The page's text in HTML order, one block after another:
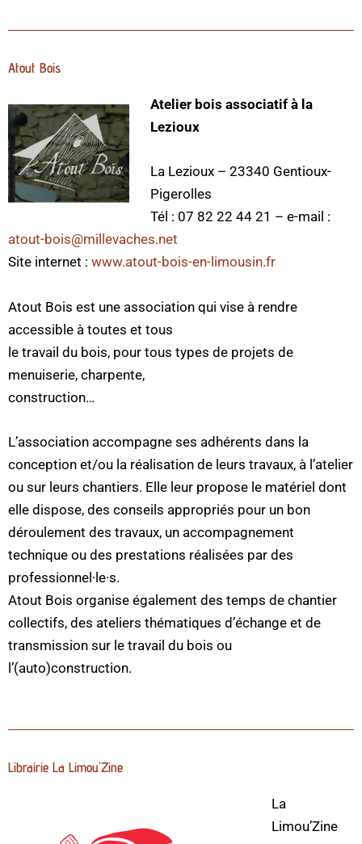
Atout Bois
Atelier bois associatif à la
Lezioux
La Lezioux – 23340 Gentioux-
Pigerolles
Tél : 07 82 22 44 21 – e-mail :
atout-bois@millevaches.net
Site internet : www.atout-bois-en-limousin.fr
Atout Bois est une association qui vise à rendre
accessible à toutes et tous
le travail du bois, pour tous types de projets de
menuiserie, charpente,
construction…
L’association accompagne ses adhérents dans la
conception et/ou la réalisation de leurs travaux, à l’atelier
ou sur leurs chantiers. Elle leur propose le matériel dont
elle dispose, des conseils appropriés pour un bon
déroulement des travaux, un accompagnement
technique ou des prestations réalisées par des
professionnel·le·s.
Atout Bois organise également des temps de chantier
collectifs, des ateliers thématiques d’échange et de
transmission sur le travail du bois ou
l’(auto)construction.
Librairie La Limou'Zine
La
Limou’Zine